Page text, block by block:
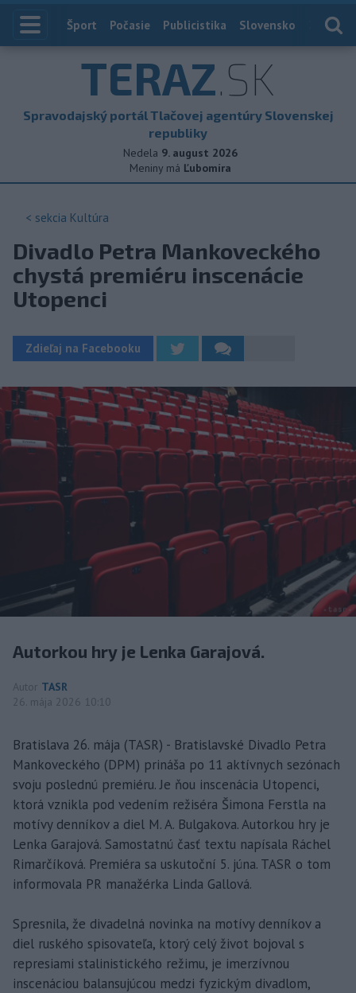
Index
Šport Počasie Publicistika Slovensko
TERAZ.SK
Spravodajský portál Tlačovej agentúry Slovenskej
republiky
Nedela 9. august 2026
Meniny má Ľubomíra
< sekcia Kultúra
Divadlo Petra Mankoveckého
chystá premiéru inscenácie
Utopenci
Zdieľaj na Facebooku
Autorkou hry je Lenka Garajová.
Autor TASR
26. mája 2026 10:10
Bratislava 26. mája (TASR) - Bratislavské Divadlo Petra
Mankoveckého (DPM) prináša po 11 aktívnych sezónach
svoju poslednú premiéru. Je ňou inscenácia Utopenci,
ktorá vznikla pod vedením režiséra Šimona Ferstla na
motívy denníkov a diel M. A. Bulgakova. Autorkou hry je
Lenka Garajová. Samostatnú časť textu napísala Ráchel
Rimarčíková. Premiéra sa uskutoční 5. júna. TASR o tom
informovala PR manažérka Linda Gallová.
Spresnila, že divadelná novinka na motívy denníkov a
diel ruského spisovateľa, ktorý celý život bojoval s
represiami stalinistického režimu, je imerzívnou
inscenáciou balansujúcou medzi fyzickým divadlom,